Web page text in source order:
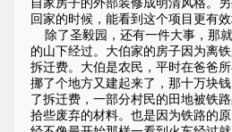
回家的时候，能看到这个项目更有
除了圣毅园，还有一件大事，那
的山下经过。大伯家的房子因为离
拆迁费。大伯是农民，平时在爸爸
挪了个地方又建起来了，那十万块
了拆迁费，一部分村民的田地被铁
拾些废弃的材料。也是因为铁路的